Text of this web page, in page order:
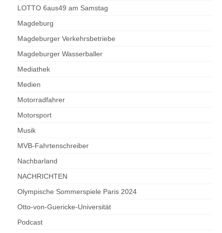
LOTTO 6aus49 am Samstag
Magdeburg
Magdeburger Verkehrsbetriebe
Magdeburger Wasserballer
Mediathek
Medien
Motorradfahrer
Motorsport
Musik
MVB-Fahrtenschreiber
Nachbarland
NACHRICHTEN
Olympische Sommerspiele Paris 2024
Otto-von-Guericke-Universität
Podcast